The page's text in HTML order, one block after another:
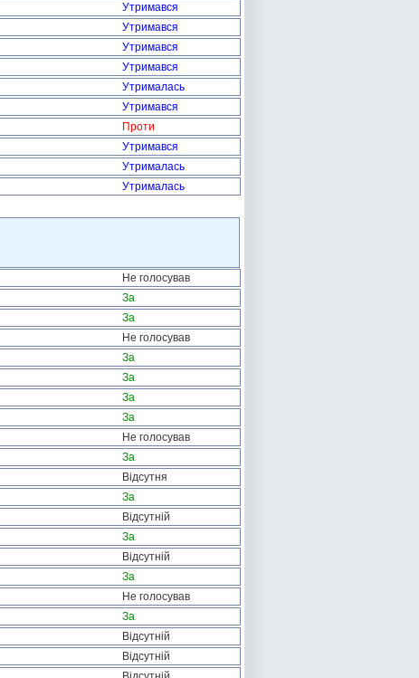
Утримався
Утримався
Утримався
Утримався
Утрималась
Утримався
Проти
Утримався
Утрималась
Утрималась
Не голосував
За
За
Не голосував
За
За
За
За
Не голосував
За
Відсутня
За
Відсутній
За
Відсутній
За
Не голосував
За
Відсутній
Відсутній